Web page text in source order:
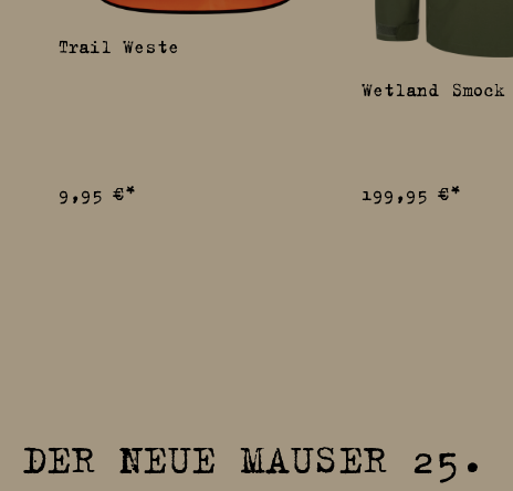
Trail Weste
9,95 €*
Wetland Smock
199,95 €*
DER NEUE MAUSER 25.